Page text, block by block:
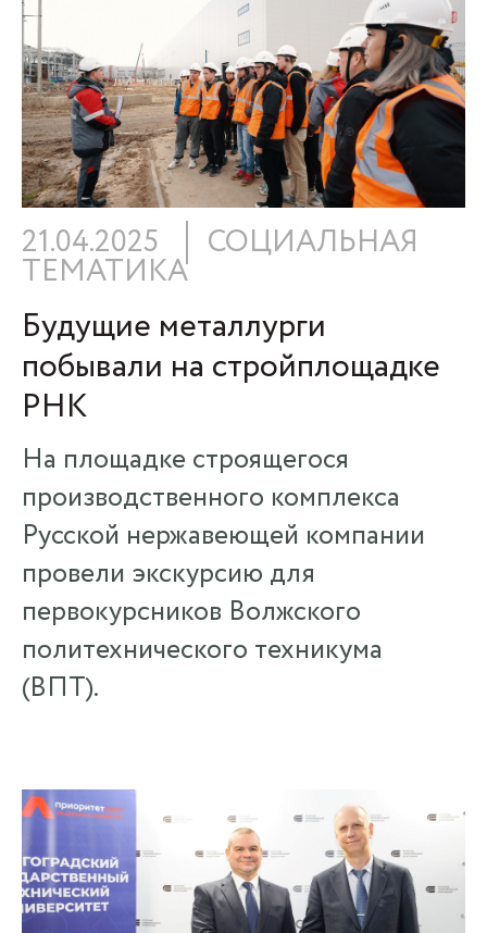
21.04.2025 СОЦИАЛЬНАЯ
ТЕМАТИКА
Будущие металлурги
побывали на стройплощадке
РНК
На площадке строящегося
производственного комплекса
Русской нержавеющей компании
провели экскурсию для
первокурсников Волжского
политехнического техникума
(ВПТ).